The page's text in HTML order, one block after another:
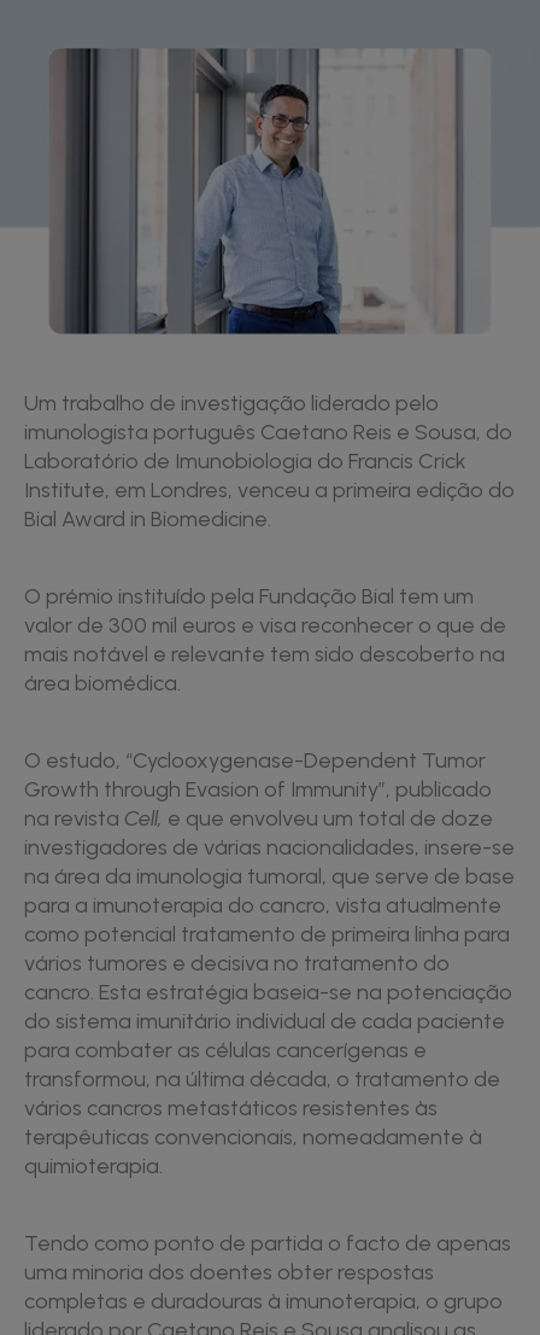
Um trabalho de investigação liderado pelo
imunologista português Caetano Reis e Sousa, do
Laboratório de Imunobiologia do Francis Crick
Institute, em Londres, venceu a primeira edição do
Bial Award in Biomedicine.
O prémio instituído pela Fundação Bial tem um
valor de 300 mil euros e visa reconhecer o que de
mais notável e relevante tem sido descoberto na
área biomédica.
O estudo, “Cyclooxygenase-Dependent Tumor
Growth through Evasion of Immunity”, publicado
na revista Cell, e que envolveu um total de doze
investigadores de várias nacionalidades, insere-se
na área da imunologia tumoral, que serve de base
para a imunoterapia do cancro, vista atualmente
como potencial tratamento de primeira linha para
vários tumores e decisiva no tratamento do
cancro. Esta estratégia baseia-se na potenciação
do sistema imunitário individual de cada paciente
para combater as células cancerígenas e
transformou, na última década, o tratamento de
vários cancros metastáticos resistentes às
terapêuticas convencionais, nomeadamente à
quimioterapia.
Tendo como ponto de partida o facto de apenas
uma minoria dos doentes obter respostas
completas e duradouras à imunoterapia, o grupo